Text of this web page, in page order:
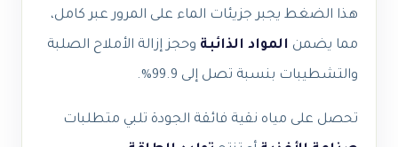
هذا الضغط يجبر جزيئات الماء على المرور عبر كامل،
مما يضمن المواد الذائبة وحجز إزالة الأملاح الصلبة
والتشطيبات بنسبة تصل إلى 99.9%.
تحصل على مياه نقية فائقة الجودة تلبي متطلبات